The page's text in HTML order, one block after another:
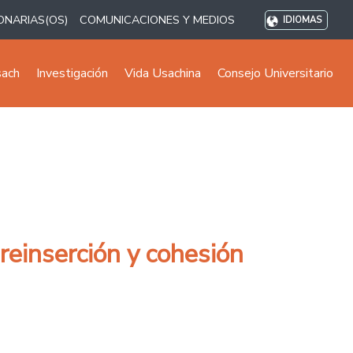
COMUNICACIONES Y MEDIOS IDIOMAS
Investigación Vida Usachina Consejo Universitario
y cohesión